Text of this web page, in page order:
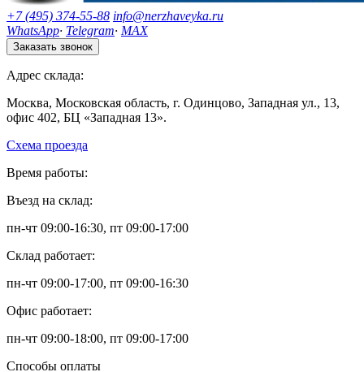
+7 (495) 374-55-88 info@nerzhaveyka.ru
WhatsApp· Telegram· MAX
Заказать звонок
Адрес склада:
Москва, Московская область, г. Одинцово, Западная ул., 13,
офис 402, БЦ «Западная 13».
Схема проезда
Время работы:
Въезд на склад:
пн-чт 09:00-16:30, пт 09:00-17:00
Склад работает:
пн-чт 09:00-17:00, пт 09:00-16:30
Офис работает:
пн-чт 09:00-18:00, пт 09:00-17:00
Способы оплаты